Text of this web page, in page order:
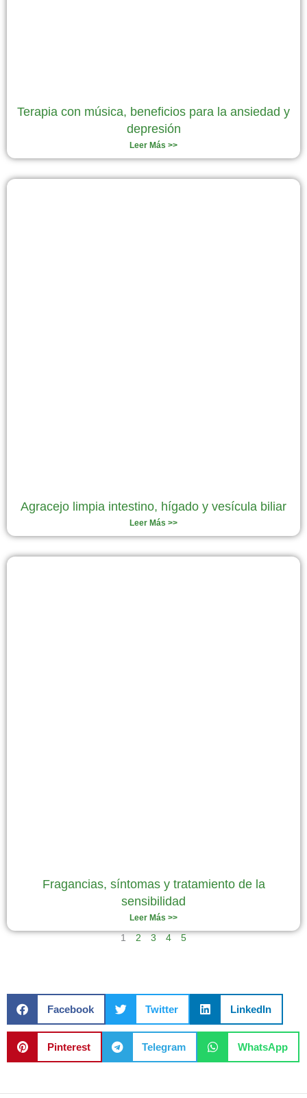
Terapia con música, beneficios para la ansiedad y
depresión
Leer Más >>
Agracejo limpia intestino, hígado y vesícula biliar
Leer Más >>
Fragancias, síntomas y tratamiento de la
sensibilidad
Leer Más >>
1 2 3 4 5
Facebook Twitter LinkedIn
Pinterest Telegram WhatsApp